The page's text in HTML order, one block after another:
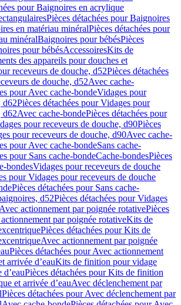
pour Baignoires en acrylique
Pièces détachées pour Baignoires
en matériau minéralPièces détachées pour
minéralBaignoires pour bébésPièces
pour bébésAccessoiresKits de
des appareils pour douches et
receveurs de douche, d52Pièces détachées
de douche, d52Avec cache-
pour Avec cache-bondeVidages pour
d62Pièces détachées pour Vidages pour
d62Avec cache-bondePièces détachées pour
pour receveurs de douche, d90Pièces
pour receveurs de douche, d90Avec cache-
pour Avec cache-bondeSans cache-
pour Sans cache-bondeCache-bondesPièces
bondesVidages pour receveurs de douche
pour Vidages pour receveurs de douche
Pièces détachées pour Sans cache-
d52Pièces détachées pour Vidages
Avec actionnement par poignée rotativePièces
par poignée rotativeKits de
Pièces détachées pour Kits de
Avec actionnement par poignée
Pièces détachées pour Avec actionnement
arrivée d’eauKits de finition pour vidage
Pièces détachées pour Kits de finition
et arrivée d’eauAvec déclenchement par
Pièces détachées pour Avec déclenchement par